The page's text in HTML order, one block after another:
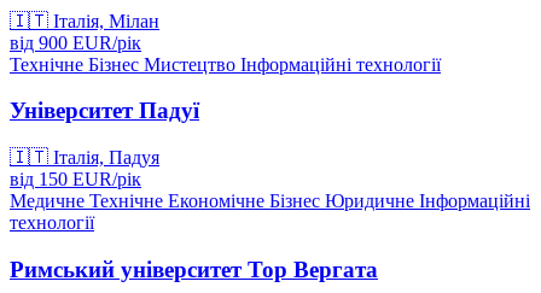
🇮🇹 Італія, Мілан
від 900 EUR/рік
Технічне Бізнес Мистецтво Інформаційні технології
Університет Падуї
🇮🇹 Італія, Падуя
від 150 EUR/рік
Медичне Технічне Економічне Бізнес Юридичне Інформаційні
технології
Римський університет Тор Вергата